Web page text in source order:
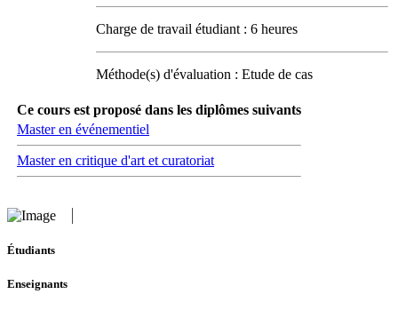
Charge de travail étudiant : 6 heures
Méthode(s) d'évaluation : Etude de cas
Ce cours est proposé dans les diplômes suivants
Master en événementiel
Master en critique d'art et curatoriat
Étudiants
Enseignants